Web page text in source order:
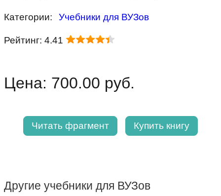
Категории: Учебники для ВУЗов
Рейтинг: 4.41
Цена: 700.00 руб.
Читать фрагмент Купить книгу
Другие учебники для ВУЗов